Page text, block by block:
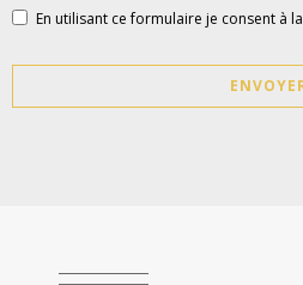
En utilisant ce formulaire je consent à la